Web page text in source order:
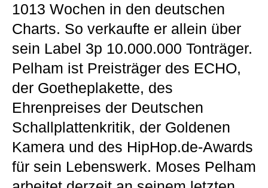
1013 Wochen in den deutschen
Charts. So verkaufte er allein über
sein Label 3p 10.000.000 Tonträger.
Pelham ist Preisträger des ECHO,
der Goetheplakette, des
Ehrenpreises der Deutschen
Schallplattenkritik, der Goldenen
Kamera und des HipHop.de-Awards
für sein Lebenswerk. Moses Pelham